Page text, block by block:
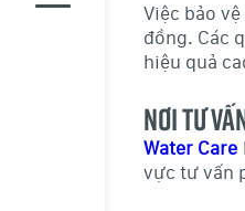
Việc bảo
đồng. Các
hiệu quả
Nơi tư
Water Care
vực tư vấn